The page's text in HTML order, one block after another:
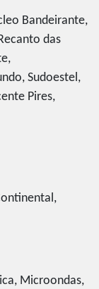
Bandeirante,
das
Sudoestel,
Pires,
Microondas,